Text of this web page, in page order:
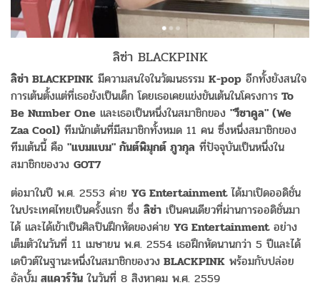
ลิซ่า BLACKPINK
ลิซ่า BLACKPINK มีความสนใจในวัฒนธรรม K-pop อีกทั้งยังสนใจ
การเต้นตั้งแต่ที่เธอยังเป็นเด็ก โดยเธอเคยแข่งขันเต้นในโครงการ To
Be Number One และเธอเป็นหนึ่งในสมาชิกของ "วีซาคูล" (We
Zaa Cool) ทีมนักเต้นที่มีสมาชิกทั้งหมด 11 คน ซึ่งหนึ่งสมาชิกของ
ทีมเต้นนี้ คือ "แบมแบม" กันต์พิมุกต์ ภูวกุล ที่ปัจจุบันเป็นหนึ่งใน
สมาชิกของวง GOT7
ต่อมาในปี พ.ศ. 2553 ค่าย YG Entertainmentได้มาเปิดออดิชั่น
ในประเทศไทยเป็นครั้งแรก ซึ่ง ลิซ่า เป็นคนเดียวที่ผ่านการออดิชั่นมา
ได้ และได้เข้าเป็นศิลปินฝึกหัดของค่าย YG Entertainmentอย่าง
เต็มตัวในวันที่ 11 เมษายน พ.ศ. 2554 เธอฝึกหัดนานกว่า 5 ปีและได้
เดบิวต์ในฐานะหนึ่งในสมาชิกของวง BLACKPINK พร้อมกับปล่อย
อัลบั้ม สแควร์วัน ในวันที่ 8 สิงหาคม พ.ศ. 2559